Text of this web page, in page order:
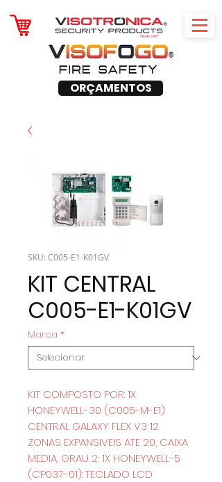
ORÇAMENTOS
SKU: C005-E1-K01GV
KIT CENTRAL
C005-E1-K01GV
Marca *
KIT COMPOSTO POR: 1X
HONEYWELL-30 (C005-M-E1)
CENTRAL GALAXY FLEX V3 12
ZONAS EXPANSIVEIS ATE 20, CAIXA
MEDIA, GRAU 2; 1X HONEYWELL-5
(CP037-01): TECLADO LCD